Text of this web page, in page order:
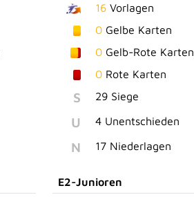
16 Vorlagen
0 Gelbe Karten
0 Gelb-Rote Karten
0 Rote Karten
S 29 Siege
U 4 Unentschieden
N 17 Niederlagen
E2-Junioren